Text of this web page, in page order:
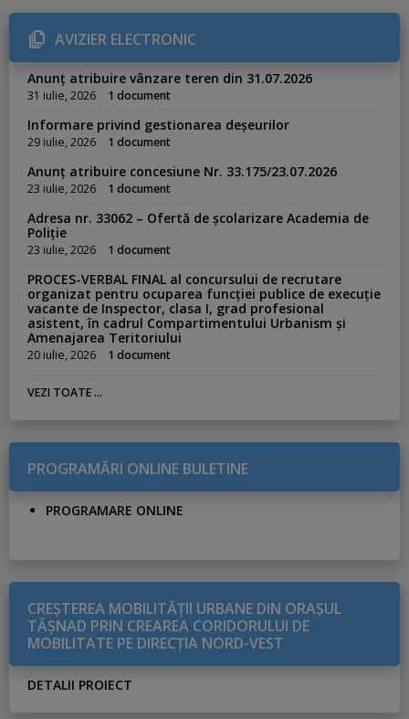
g
r
i
e
s
AVIZIER ELECTRONIC
Anunț atribuire vânzare teren din 31.07.2026
31 iulie, 2026 1 document
Informare privind gestionarea deșeurilor
29 iulie, 2026 1 document
Anunț atribuire concesiune Nr. 33.175/23.07.2026
23 iulie, 2026 1 document
Adresa nr. 33062 – Ofertă de școlarizare Academia de
Poliție
23 iulie, 2026 1 document
PROCES-VERBAL FINAL al concursului de recrutare
organizat pentru ocuparea funcției publice de execuție
vacante de Inspector, clasa I, grad profesional
asistent, în cadrul Compartimentului Urbanism și
Amenajarea Teritoriului
20 iulie, 2026 1 document
VEZI TOATE ...
PROGRAMĂRI ONLINE BULETINE
PROGRAMARE ONLINE
CREŞTEREA MOBILITĂŢII URBANE DIN ORAŞUL
TĂŞNAD PRIN CREAREA CORIDORULUI DE
MOBILITATE PE DIRECŢIA NORD-VEST
DETALII PROIECT